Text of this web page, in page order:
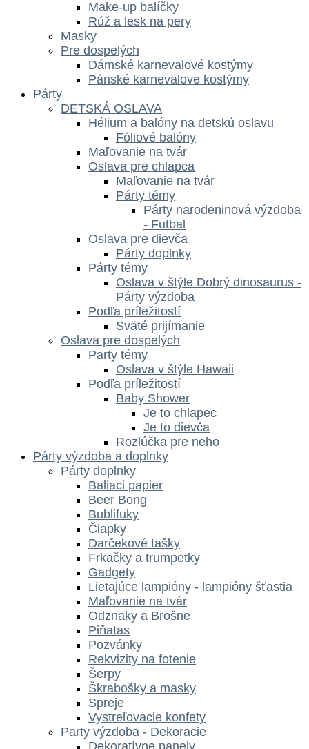
Make-up balíčky
Rúž a lesk na pery
Masky
Pre dospelých
Dámské karnevalové kostýmy
Pánské karnevalove kostýmy
Párty
DETSKÁ OSLAVA
Hélium a balóny na detskú oslavu
Fóliové balóny
Maľovanie na tvár
Oslava pre chlapca
Maľovanie na tvár
Párty témy
Párty narodeninová výzdoba
- Futbal
Oslava pre dievča
Párty doplnky
Párty témy
Oslava v štýle Dobrý dinosaurus -
Párty výzdoba
Podľa príležitostí
Sväté prijímanie
Oslava pre dospelých
Party témy
Oslava v štýle Hawaii
Podľa príležitostí
Baby Shower
Je to chlapec
Je to dievča
Rozlúčka pre neho
Párty výzdoba a doplnky
Párty doplnky
Baliaci papier
Beer Bong
Bublifuky
Čiapky
Darčekové tašky
Frkačky a trumpetky
Gadgety
Lietajúce lampióny - lampióny šťastia
Maľovanie na tvár
Odznaky a Brošne
Piňatas
Pozvánky
Rekvizity na fotenie
Šerpy
Škrabošky a masky
Spreje
Vystreľovacie konfety
Party výzdoba - Dekoracie
Dekoratívne panely